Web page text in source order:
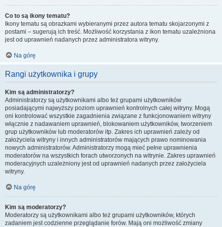
Co to są ikony tematu?
Ikony tematu są obrazkami wybieranymi przez autora tematu skojarzonymi z
postami – sugerują ich treść. Możliwość korzystania z ikon tematu uzależniona
jest od uprawnień nadanych przez administratora witryny.
Na górę
Rangi użytkownika i grupy
Kim są administratorzy?
Administratorzy są użytkownikami albo też grupami użytkowników
posiadającymi najwyższy poziom uprawnień kontrolnych całej witryny. Mogą
oni kontrolować wszystkie zagadnienia związane z funkcjonowaniem witryny
włącznie z nadawaniem uprawnień, blokowaniem użytkowników, tworzeniem
grup użytkowników lub moderatorów itp. Zakres ich uprawnień zależy od
założyciela witryny i innych administratorów mających prawo nominowania
nowych administratorów. Administratorzy mogą mieć pełne uprawnienia
moderatorów na wszystkich forach utworzonych na witrynie. Zakres uprawnień
moderacyjnych uzależniony jest od uprawnień nadanych przez założyciela
witryny.
Na górę
Kim są moderatorzy?
Moderatorzy są użytkownikami albo też grupami użytkowników, których
zadaniem jest codzienne przeglądanie forów. Mają oni możliwość zmiany